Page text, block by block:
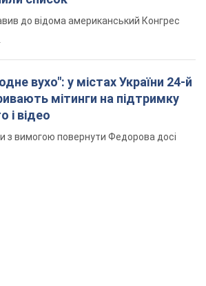
до відома американський Конгрес
вухо": у містах України 24-й
мітинги на підтримку
і відео
з вимогою повернути Федорова досі